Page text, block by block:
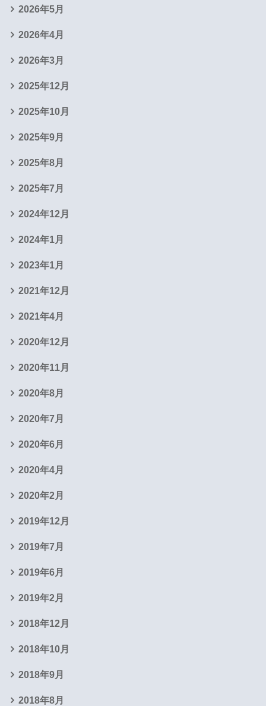
2026年5月
2026年4月
2026年3月
2025年12月
2025年10月
2025年9月
2025年8月
2025年7月
2024年12月
2024年1月
2023年1月
2021年12月
2021年4月
2020年12月
2020年11月
2020年8月
2020年7月
2020年6月
2020年4月
2020年2月
2019年12月
2019年7月
2019年6月
2019年2月
2018年12月
2018年10月
2018年9月
2018年8月